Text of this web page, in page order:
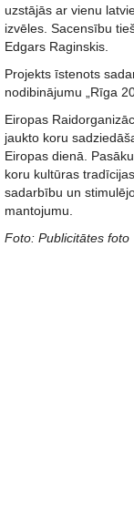
uzstājās ar vienu
izvēles. Sacensību
Edgars Raginskis.
Projekts īstenots
nodibinājumu „Rīga
Eiropas
jaukto koru
Eiropas dienā.
koru kultūras
sadarbību un
mantojumu.
Foto: Publicitātes foto